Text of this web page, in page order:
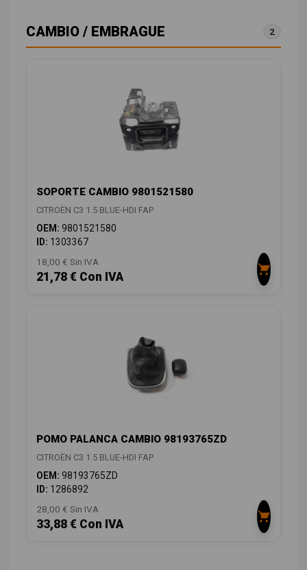
CAMBIO / EMBRAGUE 2
SOPORTE CAMBIO 9801521580
CITROËN C3 1.5 BLUE-HDI FAP
OEM: 9801521580
ID: 1303367
18,00 € Sin IVA
21,78 € Con IVA
POMO PALANCA CAMBIO 98193765ZD
CITROËN C3 1.5 BLUE-HDI FAP
OEM: 98193765ZD
ID: 1286892
28,00 € Sin IVA
33,88 € Con IVA